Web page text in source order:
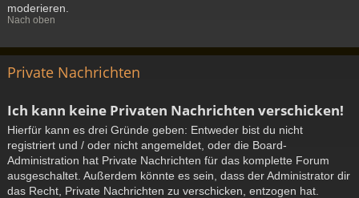
moderieren.
Nach oben
Private Nachrichten
Ich kann keine Privaten Nachrichten verschicken!
Hierfür kann es drei Gründe geben: Entweder bist du nicht
registriert und / oder nicht angemeldet, oder die Board-
Administration hat Private Nachrichten für das komplette Forum
ausgeschaltet. Außerdem könnte es sein, dass der Administrator dir
das Recht, Private Nachrichten zu verschicken, entzogen hat.